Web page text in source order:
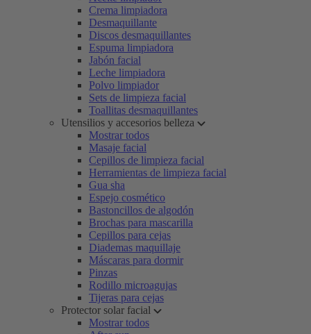
Crema limpiadora
Desmaquillante
Discos desmaquillantes
Espuma limpiadora
Jabón facial
Leche limpiadora
Polvo limpiador
Sets de limpieza facial
Toallitas desmaquillantes
Utensilios y accesorios belleza
Mostrar todos
Masaje facial
Cepillos de limpieza facial
Herramientas de limpieza facial
Gua sha
Espejo cosmético
Bastoncillos de algodón
Brochas para mascarilla
Cepillos para cejas
Diademas maquillaje
Máscaras para dormir
Pinzas
Rodillo microagujas
Tijeras para cejas
Protector solar facial
Mostrar todos